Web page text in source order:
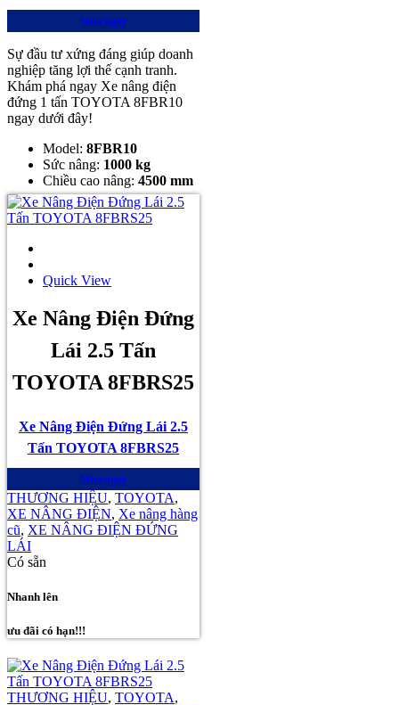
Mua ngay
Sự đầu tư xứng đáng giúp doanh
nghiệp tăng lợi thế cạnh tranh.
Khám phá ngay Xe nâng điện
đứng 1 tấn TOYOTA 8FBR10
ngay dưới đây!
Model: 8FBR10
Sức nâng: 1000 kg
Chiều cao nâng: 4500 mm
Quick View
Xe Nâng Điện Đứng
Lái 2.5 Tấn
TOYOTA 8FBRS25
Xe Nâng Điện Đứng Lái 2.5
Tấn TOYOTA 8FBRS25
Mua ngay
THƯƠNG HIỆU, TOYOTA,
XE NÂNG ĐIỆN, Xe nâng hàng
cũ, XE NÂNG ĐIỆN ĐỨNG
LÁI
Có sẵn
Nhanh lên
ưu đãi có hạn!!!
THƯƠNG HIỆU, TOYOTA,